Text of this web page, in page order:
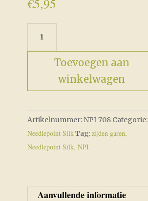
aantal
Toevoegen aan
winkelwagen
Artikelnummer: NPI-708 Categorie:
Needlepoint SilkTag:zijden garen,
Needlepoint Silk, NPI
Aanvullende informatie